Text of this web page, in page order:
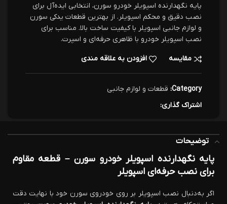
پایه نگهدارنده اسپویلر خودرو سورن، انتخابی ایده‌آل برای
نصب دقیق و محکم اسپویلر. از بهترین قطعات یدکی سورن
و لوازم جانبی اسپویلر با کیفیت ساخت بالا. مناسب برای
نصب اسپویلر خودرو با ظاهری حرفه‌ای و اسپرت.
مقایسه افزودن به علاقه مندی
Category: قطعات و لوازم جانبی
اشتراک گذاری:
توضیحات
پایه نگهدارنده اسپویلر خودرو سورن – قطعه مقاوم
برای نصب حرفه‌ای اسپویلر
اگر به‌دنبال نصب اسپویلر بر روی خودروی سورن خود با نهایت دقت